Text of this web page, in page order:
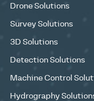
Drone Solutions
Survey Solutions
3D Solutions
Detection Solutions
Machine Control
Hydrography